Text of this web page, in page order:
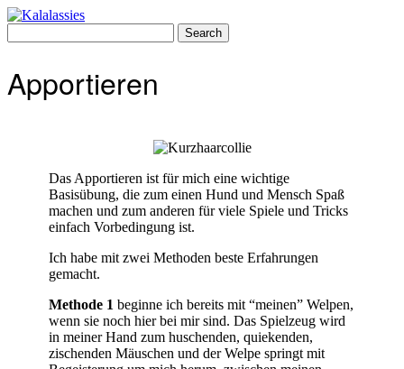
Skip
content
for:
Apportieren
Das Apportieren ist für mich eine wichtige
Basisübung, die zum einen Hund und Mensch Spaß
machen und zum anderen für viele Spiele und Tricks
einfach Vorbedingung ist.
Ich habe mit zwei Methoden beste Erfahrungen
gemacht.
Methode 1 beginne ich bereits mit “meinen” Welpen,
wenn sie noch hier bei mir sind. Das Spielzeug wird
in meiner Hand zum huschenden, quiekenden,
zischenden Mäuschen und der Welpe springt mit